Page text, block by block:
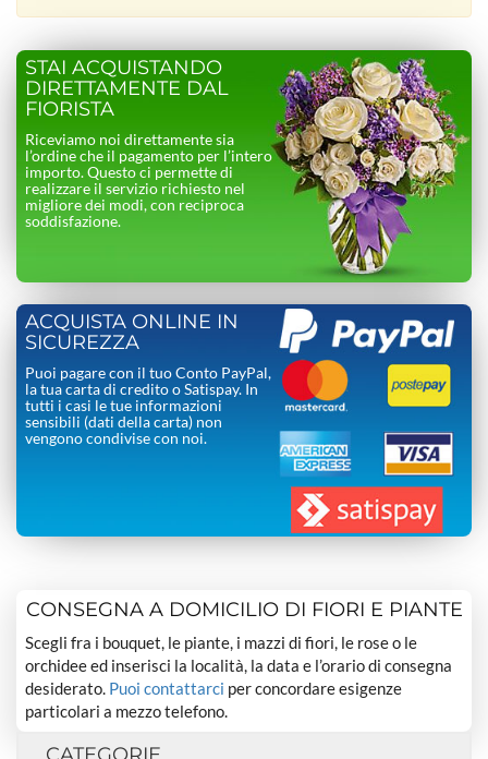
STAI ACQUISTANDO
DIRETTAMENTE DAL
FIORISTA
Riceviamo noi direttamente sia
l’ordine che il pagamento per l’intero
importo. Questo ci permette di
realizzare il servizio richiesto nel
migliore dei modi, con reciproca
soddisfazione.
ACQUISTA ONLINE IN
SICUREZZA
Puoi pagare con il tuo Conto PayPal,
la tua carta di credito o Satispay. In
tutti i casi le tue informazioni
sensibili (dati della carta) non
vengono condivise con noi.
CONSEGNA A DOMICILIO DI FIORI E PIANTE
Scegli fra i bouquet, le piante, i mazzi di fiori, le rose o le
orchidee ed inserisci la località, la data e l’orario di consegna
desiderato. Puoi contattarci per concordare esigenze
particolari a mezzo telefono.